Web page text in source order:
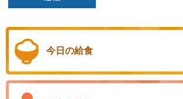
今日の給食